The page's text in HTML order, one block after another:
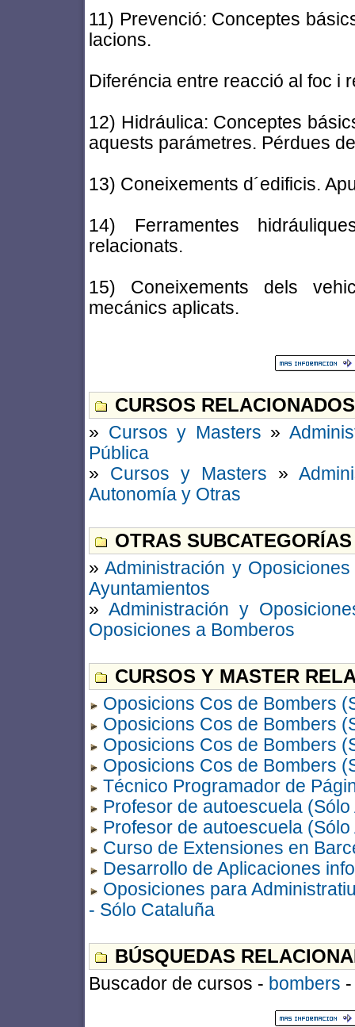
11) Prevenció: Conceptes
lacions.
Diferéncia entre reacció al foc i
12) Hidráulica: Conceptes
aquests parámetres. Pérdues
13) Coneixements d´edificis.
14) Ferramentes
relacionats.
15) Coneixements dels
mecánics aplicats.
CURSOS
» Cursos y Masters »
Pública
» Cursos y Masters »
Autonomía y Otras
OTRAS
»Administración y Oposiciones
Ayuntamientos
» Administración y
Oposiciones a Bomberos
CURSOS Y MASTER
Oposicions Cos de Bombers
Oposicions Cos de Bombers
Oposicions Cos de Bombers
Oposicions Cos de Bombers
Técnico Programador de
Profesor de autoescuela
Profesor de autoescuela
Curso de Extensiones en
Desarrollo de Aplicaciones
Oposiciones para
- Sólo Cataluña
BÚSQUEDAS
Buscador de cursos - bombers